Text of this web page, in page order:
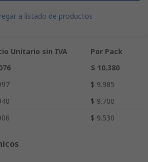
a listado de productos
Unitario sin IVA
Por Pack
$ 10.380
$ 9.985
$ 9.700
$ 9.530